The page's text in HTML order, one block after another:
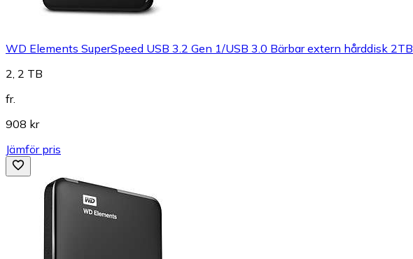
WD Elements SuperSpeed USB 3.2 Gen 1/USB 3.0 Bärbar extern hårddisk 2TB
2, 2 TB
fr.
908 kr
Jämför pris